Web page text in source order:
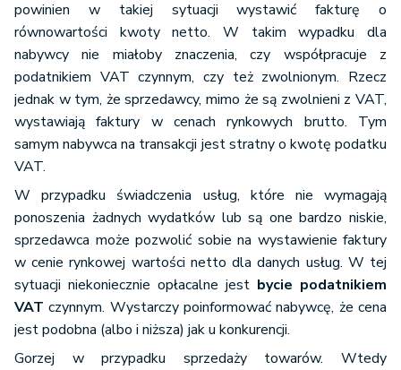
powinien w takiej sytuacji wystawić fakturę o
równowartości kwoty netto. W takim wypadku dla
nabywcy nie miałoby znaczenia, czy współpracuje z
podatnikiem VAT czynnym, czy też zwolnionym. Rzecz
jednak w tym, że sprzedawcy, mimo że są zwolnieni z VAT,
wystawiają faktury w cenach rynkowych brutto. Tym
samym nabywca na transakcji jest stratny o kwotę podatku
VAT.
W przypadku świadczenia usług, które nie wymagają
ponoszenia żadnych wydatków lub są one bardzo niskie,
sprzedawca może pozwolić sobie na wystawienie faktury
w cenie rynkowej wartości netto dla danych usług. W tej
sytuacji niekoniecznie opłacalne jest bycie podatnikiem
VAT czynnym. Wystarczy poinformować nabywcę, że cena
jest podobna (albo i niższa) jak u konkurencji.
Gorzej w przypadku sprzedaży towarów. Wtedy